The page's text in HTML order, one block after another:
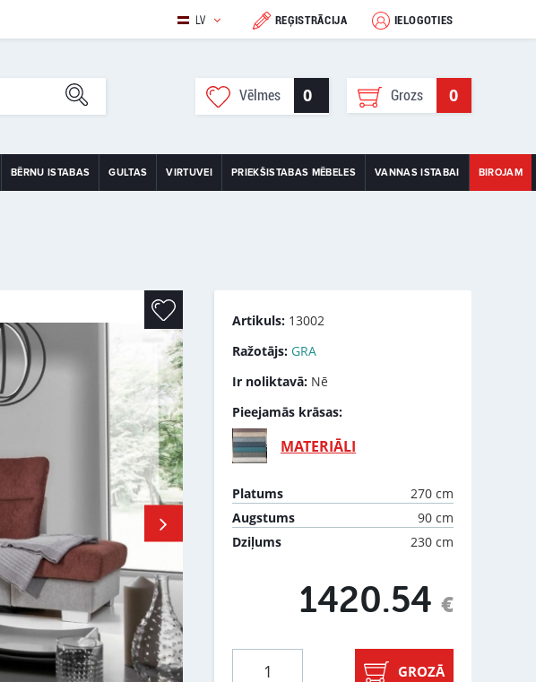
LV REĢISTRĀCIJA IELOGOTIES
Vēlmes 0 Grozs 0
BĒRNU ISTABAS GULTAS VIRTUVEI PRIEKŠISTABAS MĒBELES VANNAS ISTABAI BIROJAM
Artikuls: 13002
Ražotājs: GRA
Ir noliktavā: Nē
Pieejamās krāsas:
MATERIĀLI
Platums
270 cm
Augstums
90 cm
Dziļums
230 cm
1420.54 €
GROZĀ